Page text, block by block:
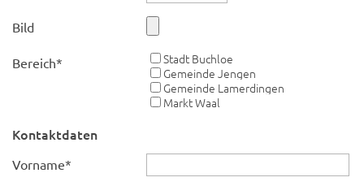
Bild
Bereich*
Stadt Buchloe
Gemeinde Jengen
Gemeinde Lamerdingen
Markt Waal
Kontaktdaten
Vorname*